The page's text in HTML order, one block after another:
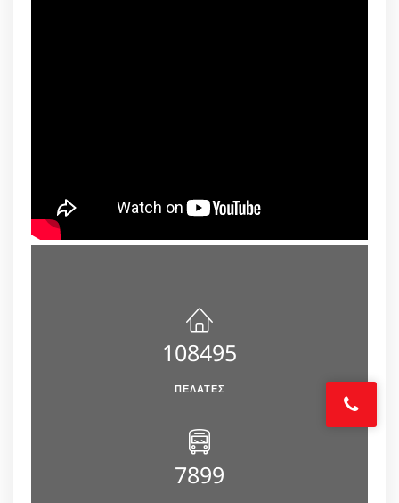
108495
ΠΕΛΆΤΕΣ
7899